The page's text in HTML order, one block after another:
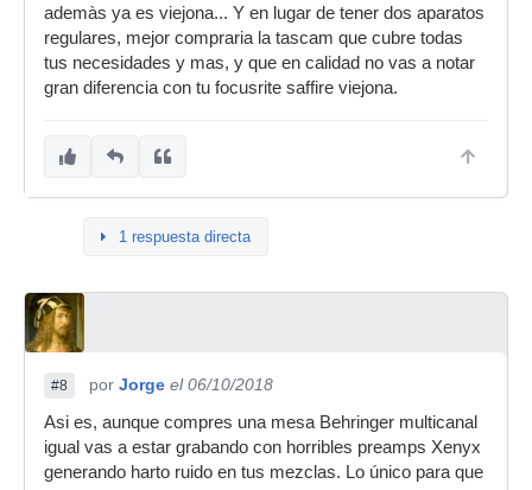
ademàs ya es viejona... Y en lugar de tener dos aparatos
regulares, mejor compraria la tascam que cubre todas
tus necesidades y mas, y que en calidad no vas a notar
gran diferencia con tu focusrite saffire viejona.
1 respuesta directa
#8 por Jorge el 06/10/2018
Asi es, aunque compres una mesa Behringer multicanal
igual vas a estar grabando con horribles preamps Xenyx
generando harto ruido en tus mezclas. Lo único para que